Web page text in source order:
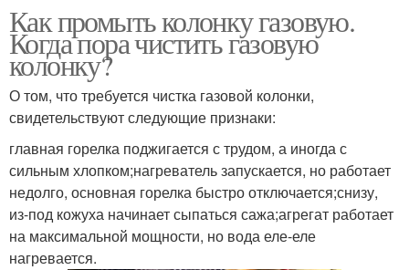
Как промыть колонку газовую.
Когда пора чистить газовую
колонку?
О том, что требуется чистка газовой колонки,
свидетельствуют следующие признаки:
главная горелка поджигается с трудом, а иногда с
сильным хлопком;нагреватель запускается, но работает
недолго, основная горелка быстро отключается;снизу,
из-под кожуха начинает сыпаться сажа;агрегат работает
на максимальной мощности, но вода еле-еле
нагревается.